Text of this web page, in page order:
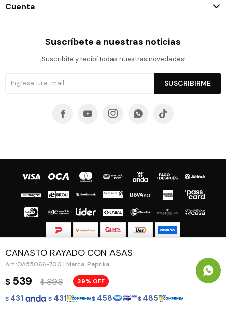
CANASTO RAYADO CON ASAS
OA55066-700 | Marca: Paprika
$ 539 $ 898 39
$ 431 $ 431 $ 458 $ 485
Cuenta
Suscríbete a nuestras noticias
¡Suscribite y recibí todas nuestras novedades!
SUSCRIBIRME
    
© Copyright 2026 / Guapa - Paprika